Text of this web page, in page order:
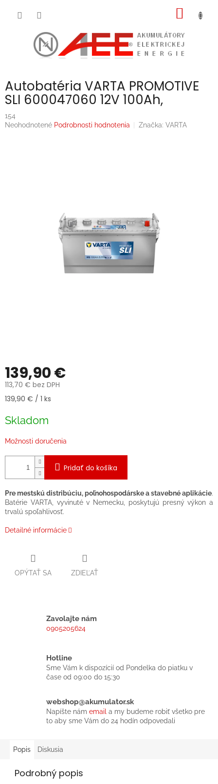
Autobatéria VARTA PROMOTIVE
SLI 600047060 12V 100Ah,
154
Priemerné
Neohodnotené Podrobnosti hodnotenia Značka: VARTA
139,90 €
113,70 € bez DPH
Jednotková
139,90 € / 1 ks
Skladom
Možnosti doručenia
Pridať do košíka
Pre mestskú distribúciu, poľnohospodárske a stavebné aplikácie.
Batérie VARTA, vyvinuté v Nemecku, poskytujú presný výkon a
trvalú spoľahlivosť.
Detailné informácie
OPÝTAŤ SA ZDIEĽAŤ
Zavolajte nám
0905205624
Hotline
Sme Vám k dispozícií od Pondelka do piatku v
čase od 09:00 do 15:30
webshop@akumulator.sk
Napíšte nám email a my budeme robiť všetko pre
to aby sme Vám do 24 hodín odpovedali
Popis Diskusia
Podrobný popis